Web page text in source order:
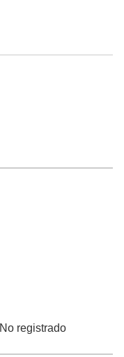
No registrado